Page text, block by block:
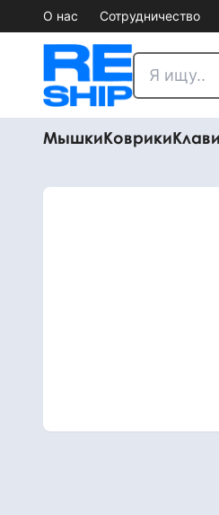
О нас Сотрудничество
МышкиКоврики